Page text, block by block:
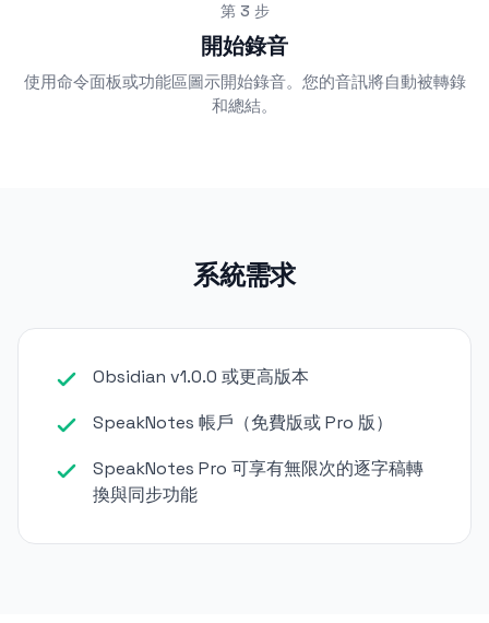
第 3 步
開始錄音
使用命令面板或功能區圖示開始錄音。您的音訊將自動被轉錄
和總結。
系統需求
Obsidian v1.0.0 或更高版本
SpeakNotes 帳戶（免費版或 Pro 版）
SpeakNotes Pro 可享有無限次的逐字稿轉
換與同步功能